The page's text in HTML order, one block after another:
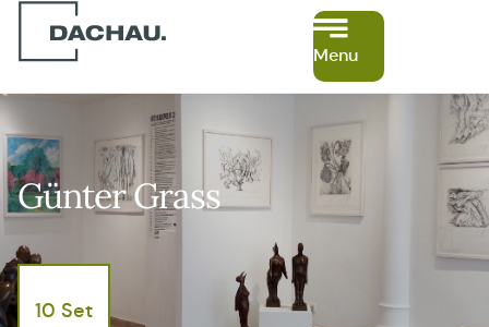
Menu
Günter Grass
10 Set